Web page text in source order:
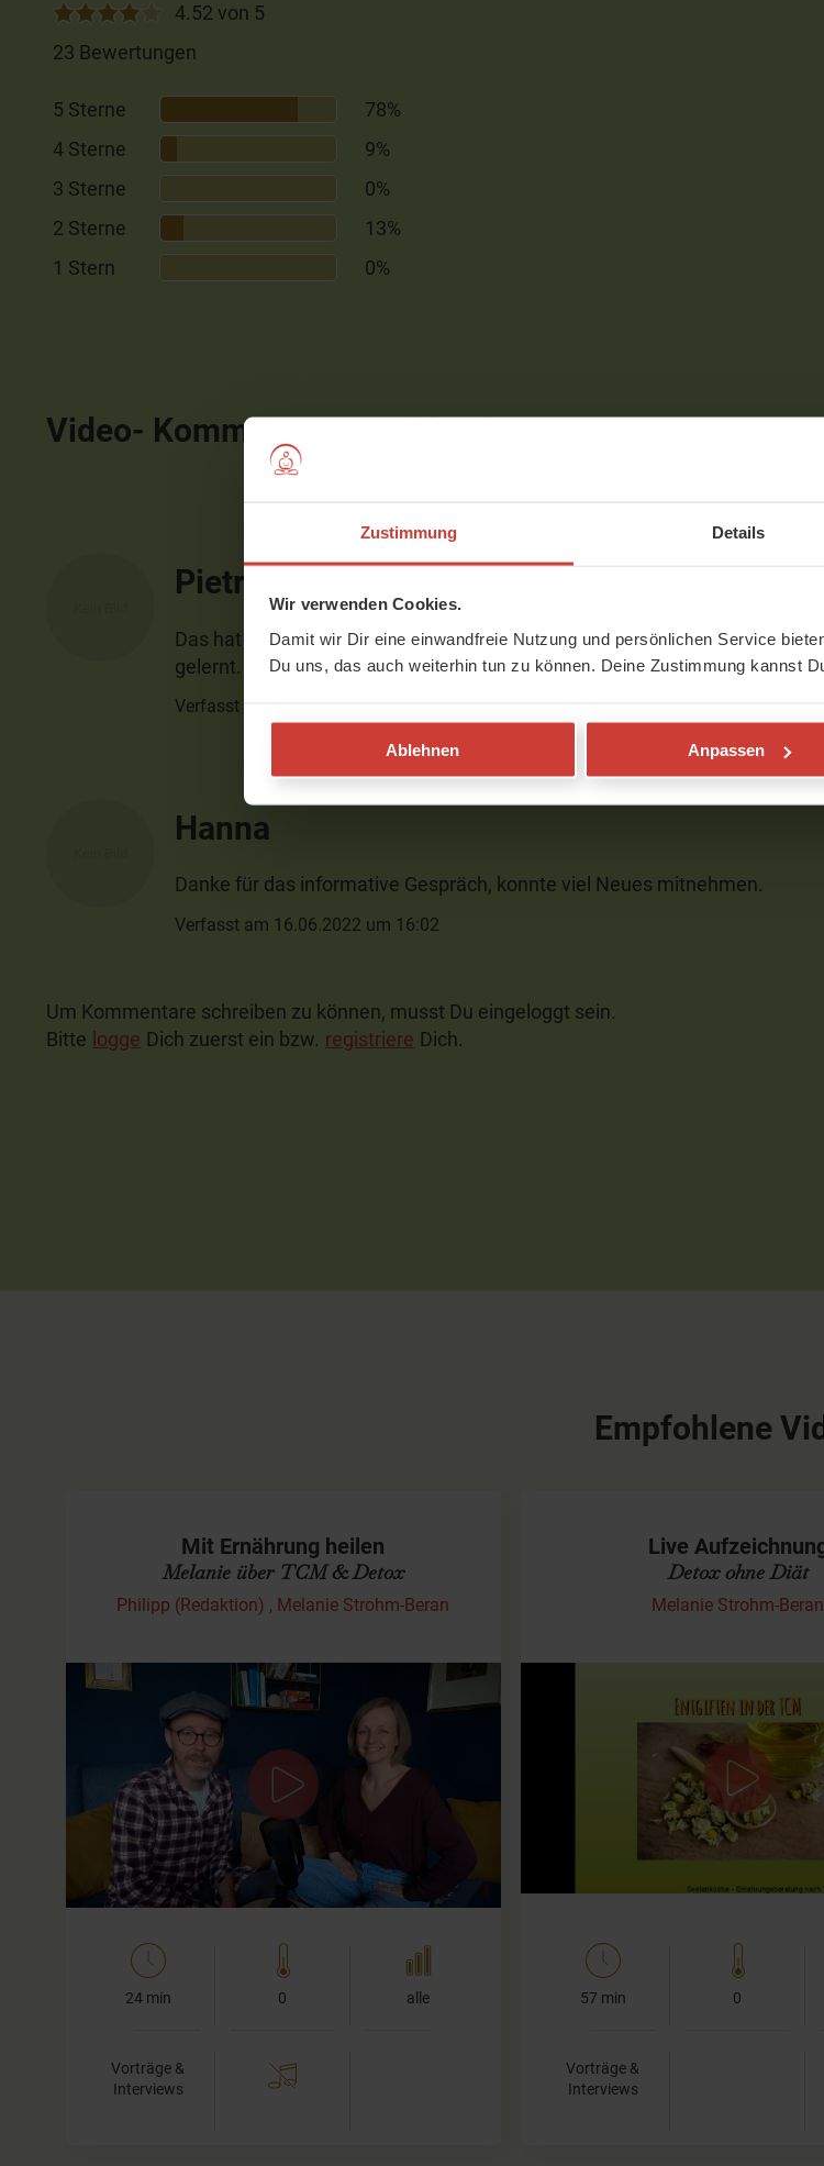
Zustimmung Details
Wir verwenden Cookies.
Damit wir Dir eine einwandfreie Nutzung und persönlichen Service
Du uns, das auch weiterhin tun zu können. Deine Zustimmung kannst
Ablehnen Anpassen
4.52 von 5
23 Bewertungen
5 Sterne
78%
4 Sterne
9%
3 Sterne
0%
2 Sterne
13%
1 Stern
0%
Video- Kommentareausblenden
Pietra
Das hat mir sehr gefallen, ein schönes, sympathisches Gespräch und viel
gelernt. Vielen Dank!
Verfasst am 15.11.2022 um 08:15
Hanna
Danke für das informative Gespräch, konnte viel Neues mitnehmen.
Verfasst am 16.06.2022 um 16:02
Um Kommentare schreiben zu können, musst Du eingeloggt sein.
Bitte logge Dich zuerst ein bzw. registriere Dich.
Empfohlene
Mit Ernährung heilen
Melanie über TCM & Detox
Philipp (Redaktion) , Melanie Strohm-Beran
TCM Ernährung erklärt: Individuelle
Heilung durch richtiges Essen – Interview
mit Melanie Strohm-Beran
In diesem Video-Interview erfährst du alles über die
Grundlagen und Wirkungsweisen der TCM…
24 min 0 alle
Vorträge &
Interviews
Live
Detox ohne Diät
Melanie Strohm-Beran
Detox-Kuren sind gerade im Frühjahr in
Saft-, Suppen- oder komplette
entschlacken entsäuern ist
Aber weshalb sind wir so versessen
57 min 0
Vorträge &
Interviews